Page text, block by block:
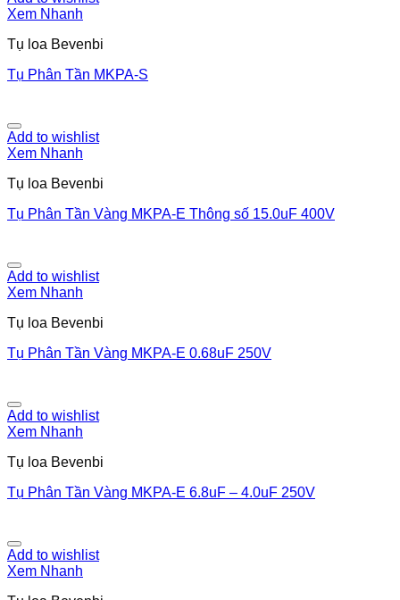
Xem Nhanh
Tụ loa Bevenbi
Tụ Phân Tần MKPA-S
Add to wishlist
Xem Nhanh
Tụ loa Bevenbi
Tụ Phân Tần Vàng MKPA-E Thông số 15.0uF 400V
Add to wishlist
Xem Nhanh
Tụ loa Bevenbi
Tụ Phân Tần Vàng MKPA-E 0.68uF 250V
Add to wishlist
Xem Nhanh
Tụ loa Bevenbi
Tụ Phân Tần Vàng MKPA-E 6.8uF – 4.0uF 250V
Add to wishlist
Xem Nhanh